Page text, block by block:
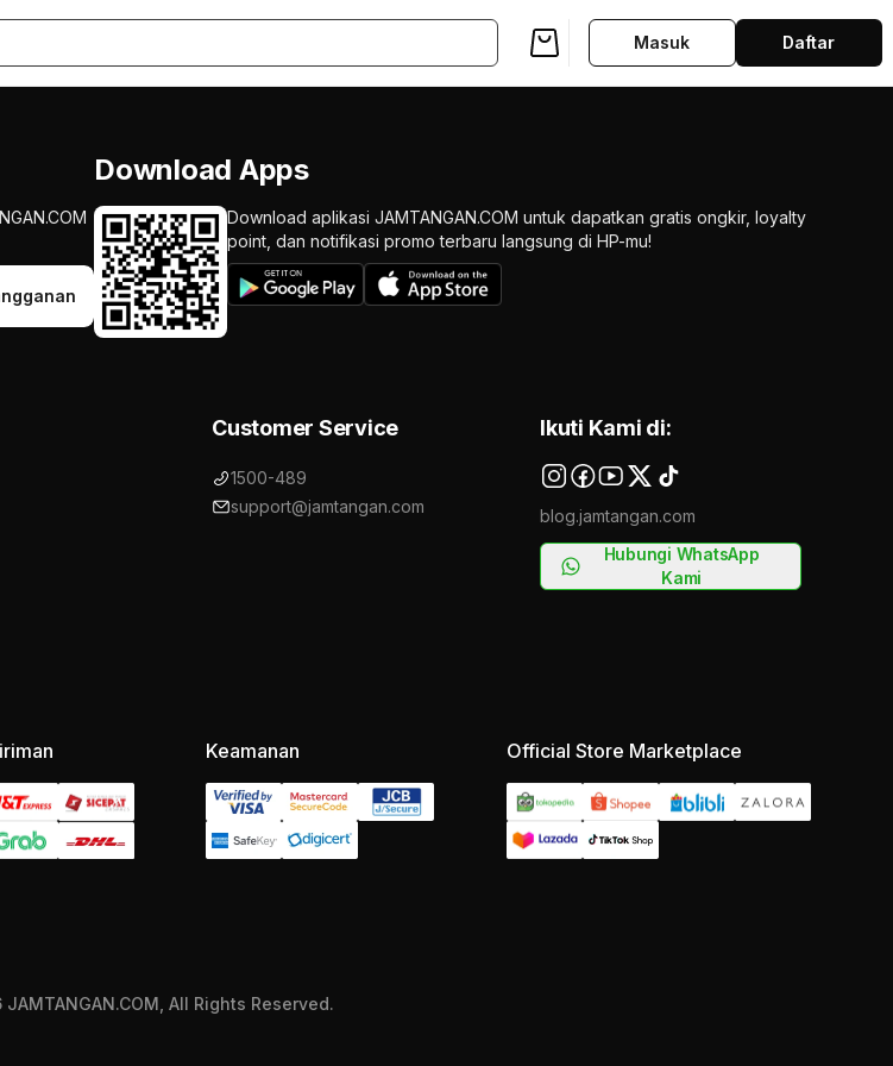
Download Apps
Download aplikasi JAMTANGAN.COM untuk dapatkan gratis ongkir, loyalty
point, dan notifikasi promo terbaru langsung di HP-mu!
Customer Service
1500-489
support@jamtangan.com
Ikuti Kami di:
blog.jamtangan.com
Hubungi WhatsApp
Kami
Keamanan Official Store Marketplace
All Rights Reserved.
Masuk Daftar